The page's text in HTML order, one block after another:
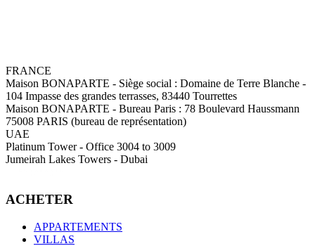
FRANCE
Maison BONAPARTE - Siège social : Domaine de Terre Blanche -
104 Impasse des grandes terrasses, 83440 Tourrettes
Maison BONAPARTE - Bureau Paris : 78 Boulevard Haussmann
75008 PARIS (bureau de représentation)
UAE
Platinum Tower - Office 3004 to 3009
Jumeirah Lakes Towers - Dubai
ACHETER
APPARTEMENTS
VILLAS